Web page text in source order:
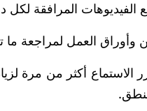
الفيديوهات المرافقة
وأوراق العمل لمراجعة ما
الاستماع أكثر من مرة